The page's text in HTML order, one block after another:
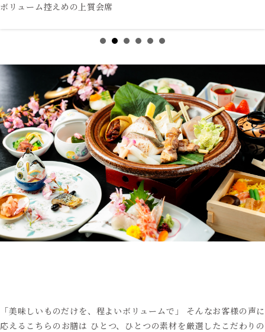
ボリューム控えめの上質会席
「美味しいものだけを、程よいボリュームで」
そんなお客様の声に
応えるこちらのお膳は ひとつ、ひとつの素材を厳選したこだわりの